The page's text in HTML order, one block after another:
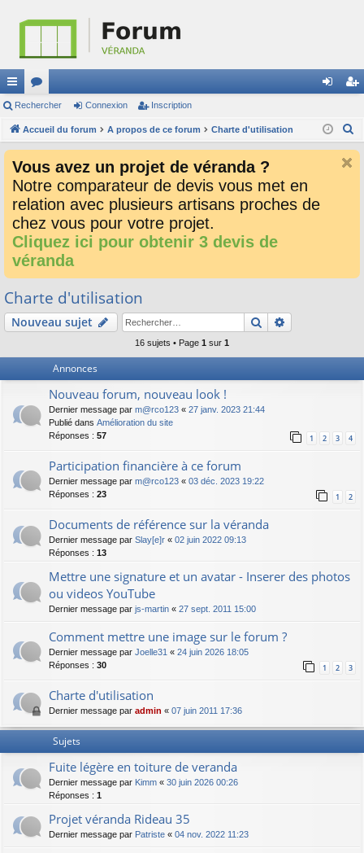
ac
co
ci
or
u
s
ne cri
Rechercher Connexion Inscription
Accueil du forum A propos de ce forum Charte d'utilisation
Vous avez un projet de véranda ?
Notre comparateur de devis vous met en
relation avec plusieurs artisans proches de
chez vous pour votre projet.
Cliquez ici pour obtenir 3 devis de
véranda
Charte d'utilisation
Nouveau sujet Rechercher
16 sujets • Page 1 sur 1
Annonces
Nouveau forum, nouveau look !
Dernier message par m@rco123 « 27 janv. 2023 21:44
Publié dans Amélioration du site
Réponses : 57 1 2 3 4
Participation financière à ce forum
Dernier message par m@rco123 « 03 déc. 2023 19:22
Réponses : 23 1 2
Documents de référence sur la véranda
Dernier message par Slay[e]r « 02 juin 2022 09:13
Réponses : 13
Mettre une signature et un avatar - Inserer des photos
ou videos YouTube
Dernier message par js-martin « 27 sept. 2011 15:00
Comment mettre une image sur le forum ?
Dernier message par Joelle31 « 24 juin 2026 18:05
Réponses : 30 1 2 3
Charte d'utilisation
Dernier message par admin « 07 juin 2011 17:36
Sujets
Fuite légère en toiture de veranda
Dernier message par Kimm « 30 juin 2026 00:26
Réponses : 1
Projet véranda Rideau 35
Dernier message par Patriste « 04 nov. 2022 11:23